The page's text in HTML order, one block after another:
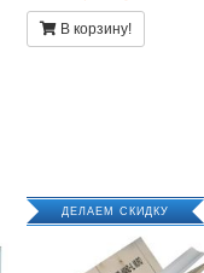
В корзину!
ДЕЛАЕМ СКИДКУ